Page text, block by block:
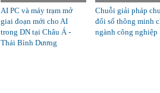
AI PC và máy trạm mở
giai đoạn mới cho AI
trong DN tại Châu Á -
Thái Bình Dương
Chuỗi giải pháp
đổi số thông minh
ngành công nghiệp